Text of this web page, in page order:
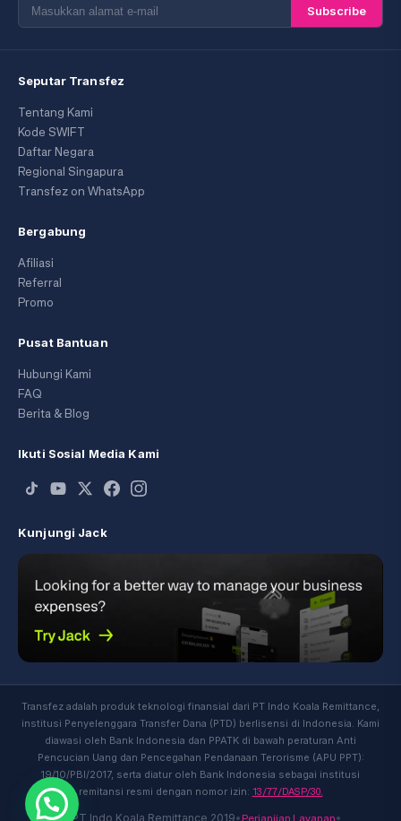
Subscribe
Seputar Transfez
Tentang Kami
Kode SWIFT
Daftar Negara
Regional Singapura
Transfez on WhatsApp
Bergabung
Afiliasi
Referral
Promo
Pusat Bantuan
Hubungi Kami
FAQ
Berita & Blog
Ikuti Sosial Media Kami
Kunjungi Jack
Transfez adalah produk teknologi finansial dari PT Indo Koala Remittance,
institusi Penyelenggara Transfer Dana (PTD) berlisensi di Indonesia. Kami
diawasi oleh Bank Indonesia dan PPATK di bawah peraturan Anti
Pencucian Uang dan Pencegahan Pendanaan Terorisme (APU PPT):
19/10/PBI/2017, serta diatur oleh Bank Indonesia sebagai institusi
remitansi resmi dengan nomor izin: 13/77/DASP/30.
© PT Indo Koala Remittance 2019•Perjanjian Layanan•